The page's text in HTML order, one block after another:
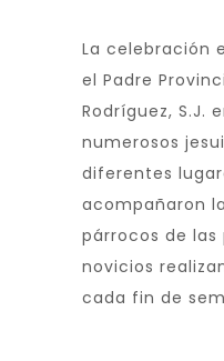
La celebración
el Padre
Rodríguez, S.J.
numerosos
diferentes
acompañaron
párrocos de las
novicios
cada fin de